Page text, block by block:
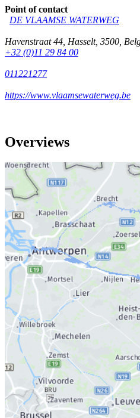
Point of contact
DE VLAAMSE WATERWEG
Havenstraat 44 Hasselt, 3500
+32 (0)11 29 84 00
011221277
https://www.vlaamsewaterweg.be
Overviews